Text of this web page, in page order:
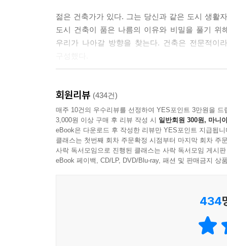
--- 「슬럼의 변신은 무죄」중에서
낯선 존재, 공간, 장면은 우리의 인지 세계를 자
--- 「조용한 어느 곳에 불시착한 건축」중에서
“건축가는 예술가인가, 디자이너인가?”라는 질
고 사용자의 만족과 고객의 비용, 설계의 합리성
는 디자이너에 가깝다. 그렇다면 건축가는 예술가
디드Zaha Hadid나 빌바오 구겐하임 미술관을 설
공간을 건축하는 일이란 소파나 TV의 배치만으
젊은 건축가가 있다. 그는 당신과 같은 도시 생활
도시 건축이 품은 나름의 이유와 비밀을 풀기 위
우리가 나아갈 방향을 찾는다. 건축은 전문적이
무엇인지에 대한 지식, 그리고 세상의 숨겨진 신
조금 느려질 것이다. 무심코 지나쳤던 공간의 비
“모든 사람의 하루엔 건축이 묻어 있다”
매일 건축을 소비하는 당신을 위한 발상의 전환법
시작한다. 하루 동안 몇 개의 식당과 카페, 상점
자신을 둘러싼 ‘건축’을 인식하지 못한다. 어쩌
회원리뷰 (434건)
매주 10건의 우수리뷰를 선정하여 YES포인트 3만원을 드
3,000원 이상 구매 후 리뷰 작성 시 일반회원 300원, 마니
eBook은 다운로드 후 작성한 리뷰만 YES포인트 지급됩니
클래스는 첫번째 회차 주문확정 시점부터 마지막 회차 주
사락 독서모임으로 진행된 클래스는 사락 독서모임 게시
eBook 페이백, CD/LP, DVD/Blu-ray, 패션 및 판매금지 상
434